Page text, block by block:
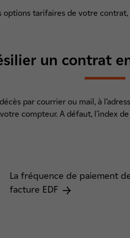
options tarifaires de votre
un contrat
par courrier ou mail, à
compteur. A défaut, l’index
La fréquence de paiement
facture EDF